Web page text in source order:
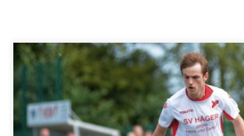
Erste MannschaftDie
Hofbüker ist mit großen
neue A-Liga-Saison gestartet.